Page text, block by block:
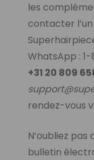
les
contacter
WhatsApp :
+31 20 809
rendez-vous
N’oubliez
bulletin